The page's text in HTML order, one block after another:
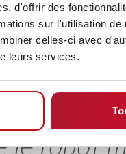
d'offrir des
sur l'utilisation de
celles-ci avec
leurs services.
en
de
le robot